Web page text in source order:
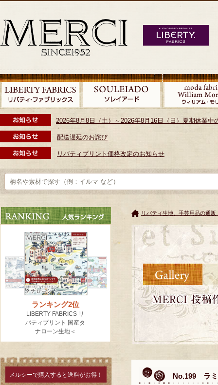
2026年8月8日（土）～2026年8月16日（日）夏期休業中
配送遅延のお詫び
リバティプリント価格改定のお知らせ
メルシーで購入すると送料がお得！
リバティ生地、手芸用品の通
No.199 ラミ